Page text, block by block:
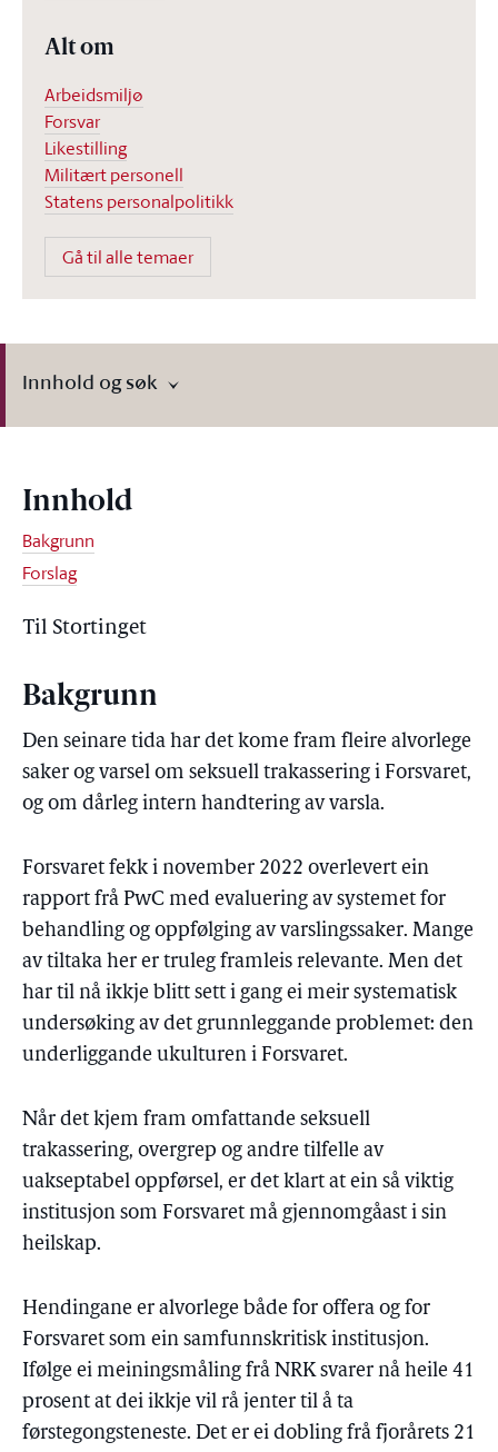
Alt om
Arbeidsmiljø
Forsvar
Likestilling
Militært personell
Statens personalpolitikk
Gå til alle temaer
Innhold og søk
Innhold
Bakgrunn
Forslag
Til Stortinget
Bakgrunn
Den seinare tida har det kome fram fleire alvorlege
saker og varsel om seksuell trakassering i Forsvaret,
og om dårleg intern handtering av varsla.
Forsvaret fekk i november 2022 overlevert ein
rapport frå PwC med evaluering av systemet for
behandling og oppfølging av varslingssaker. Mange
av tiltaka her er truleg framleis relevante. Men det
har til nå ikkje blitt sett i gang ei meir systematisk
undersøking av det grunnleggande problemet: den
underliggande ukulturen i Forsvaret.
Når det kjem fram omfattande seksuell
trakassering, overgrep og andre tilfelle av
uakseptabel oppførsel, er det klart at ein så viktig
institusjon som Forsvaret må gjennomgåast i sin
heilskap.
Hendingane er alvorlege både for offera og for
Forsvaret som ein samfunnskritisk institusjon.
Ifølge ei meiningsmåling frå NRK svarer nå heile 41
prosent at dei ikkje vil rå jenter til å ta
førstegongsteneste. Det er ei dobling frå fjorårets 21